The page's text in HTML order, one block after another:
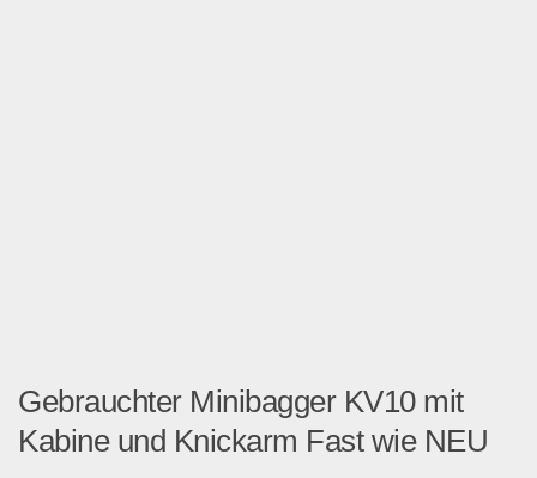
Gebrauchter Minibagger KV10 mit
Kabine und Knickarm Fast wie NEU